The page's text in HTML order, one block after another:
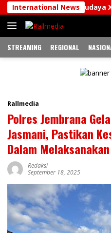
Langsung
ke
konten
International News
Kemah Budaya X Tahun 2026
STREAMING REGIONAL
Rallmedia
Polres Jembrana
Jasmani, Pastikan
Dalam
Redaksi
September 18, 2025